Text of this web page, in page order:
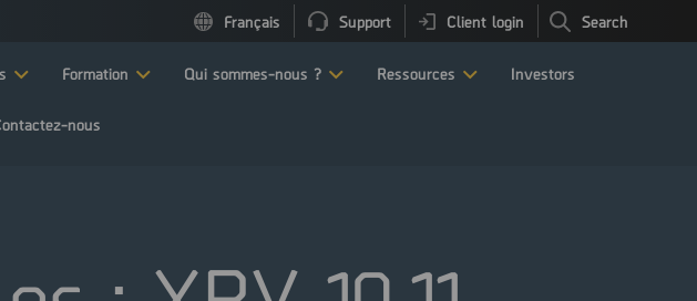
Français Support Client login Search
Formation Qui sommes-nous ? Ressources Investors
nous